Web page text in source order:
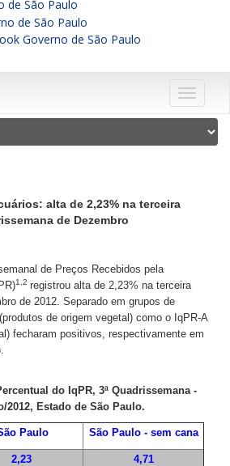
Menu
alta de 2,23% na terceira
de Dezembro
de Preços Recebidos pela
1,2 registrou alta de 2,23% na terceira
de 2012. Separado em grupos de
de origem vegetal) como o IqPR-A
fecharam positivos, respectivamente em
do IqPR, 3ª Quadrissemana -
2012, Estado de São Paulo.
Paulo São Paulo - sem cana
2,23 4,71